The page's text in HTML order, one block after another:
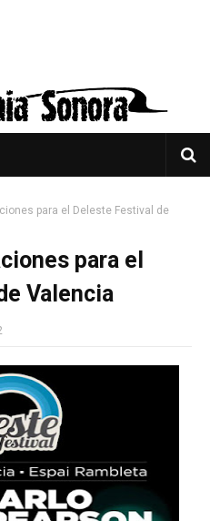
para el Deleste Festival de
para el
Valencia